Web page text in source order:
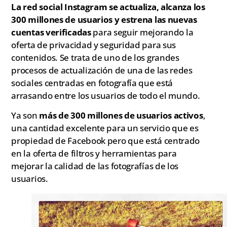
La red social Instagram se actualiza, alcanza los
300 millones de usuarios y estrena las nuevas
cuentas verificadaspara seguir mejorando la
oferta de privacidad y seguridad para sus
contenidos. Se trata de uno de los grandes
procesos de actualización de una de las redes
sociales centradas en fotografía que está
arrasando entre los usuarios de todo el mundo.
Ya son más de 300 millones de usuarios activos,
una cantidad excelente para un servicio que es
propiedad de Facebook pero que está centrado
en la oferta de filtros y herramientas para
mejorar la calidad de las fotografías de los
usuarios.